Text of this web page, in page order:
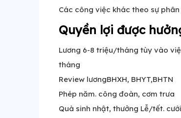
Các công việc khác theo sự
Quyền lợi được
Lương 6-8 triệu/tháng tùy vào
tháng
Review lươngBHXH, BHYT,BHTN
Phép năm. công đoàn, cơm trưa
Quà sinh nhật, thưởng Lễ/tết.